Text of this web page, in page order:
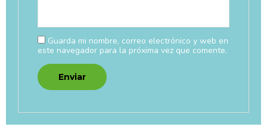
Guarda mi nombre, correo electrónico y web en
este navegador para la próxima vez que comente.